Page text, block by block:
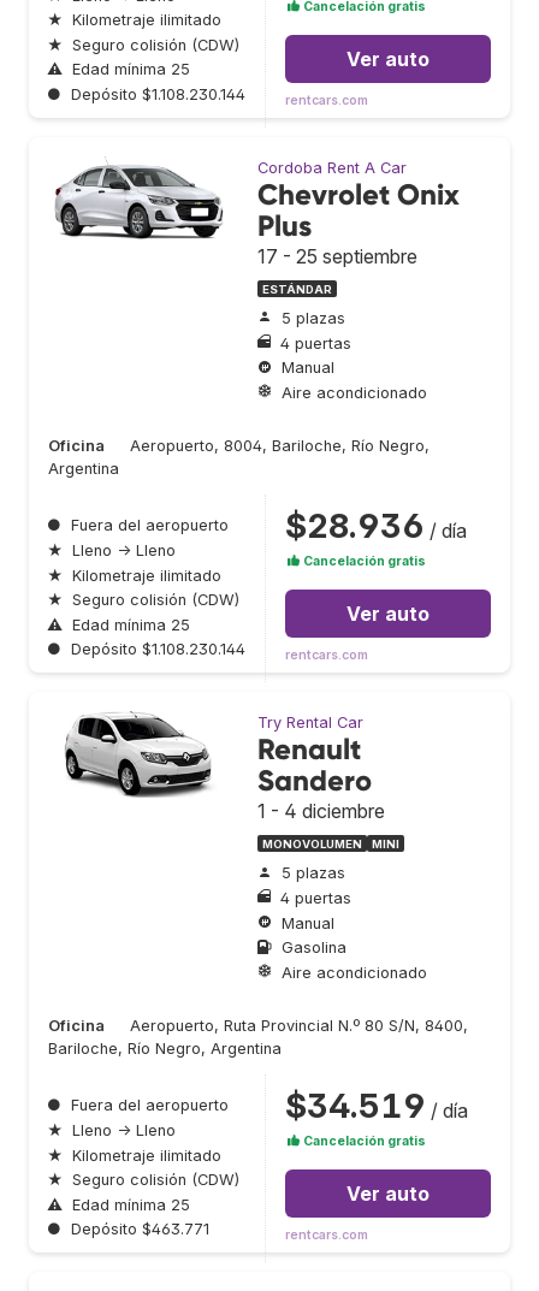
★ Kilometraje ilimitado
★ Seguro colisión (CDW)
⚠ Edad mínima 25
● Depósito $1.108.230.144
Cancelación gratis
Ver auto
rentcars.com
Cordoba Rent A Car
Chevrolet Onix
Plus
17 - 25 septiembre
ESTÁNDAR
5 plazas
4 puertas
Manual
Aire acondicionado
Oficina
Aeropuerto, 8004, Bariloche, Río Negro,
Argentina
● Fuera del aeropuerto
★ Lleno → Lleno
★ Kilometraje ilimitado
★ Seguro colisión (CDW)
⚠ Edad mínima 25
● Depósito $1.108.230.144
$28.936 / día
Cancelación gratis
Ver auto
rentcars.com
Try Rental Car
Renault
Sandero
1 - 4 diciembre
MONOVOLUMEN MINI
5 plazas
4 puertas
Manual
Gasolina
Aire acondicionado
Oficina
Aeropuerto, Ruta Provincial N.º 80 S/N, 8400,
Bariloche, Río Negro, Argentina
● Fuera del aeropuerto
★ Lleno → Lleno
★ Kilometraje ilimitado
★ Seguro colisión (CDW)
⚠ Edad mínima 25
● Depósito $463.771
$34.519 / día
Cancelación gratis
Ver auto
rentcars.com